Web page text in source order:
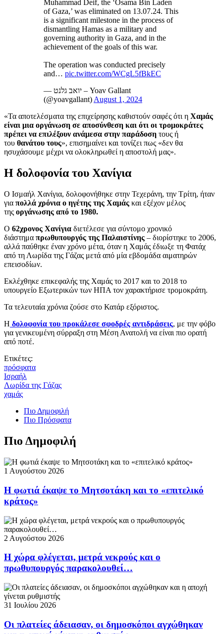
Muhammad Deif, the ‘Osama Bin Laden
of Gaza,’ was eliminated on 13.07.24. This
is a significant milestone in the process of
dismantling Hamas as a military and
governing authority in Gaza, and in the
achievement of the goals of this war.
The operation was conducted precisely
and… pic.twitter.com/WCgL5fBkEC
— יואב גלנט – Yoav Gallant
(@yoavgallant)August 1, 2024
«Τα αποτελέσματα της επιχείρησης καθιστούν σαφές ότι η Χαμάς
είναι μια οργάνωση σε αποσύνθεση και ότι οι τρομοκράτες
πρέπει να επιλέξουν ανάμεσα στην παράδοση τους ή
του θανάτου τους», επισημαίνει και τονίζει πως «δεν θα
ησυχάσουμε μέχρι να ολοκληρωθεί η αποστολή μας».
Η δολοφονία του Χανίγια
Ο Ισμαήλ Χανίγια, δολοφονήθηκε στην Τεχεράνη, την Τρίτη, ήταν
για πολλά χρόνια ο ηγέτης της Χαμάς και εξέχον μέλος
της οργάνωσης από το 1980.
Ο 62χρονος Χανίγια διετέλεσε για σύντομο χρονικό
διάστημα πρωθυπουργός της Παλαιστίνης – διορίστηκε το 2006,
αλλά παύθηκε έναν χρόνο μέτα, όταν η Χαμάς έδιωξε τη Φατάχ
από τη Λωρίδα της Γάζας μετά από μία εβδομάδα αιματηρών
επεισοδίων.
Εκλέχθηκε επικεφαλής της Χαμάς το 2017 και το 2018 το
υπουργείο Εξωτερικών των ΗΠΑ τον χαρακτήρισε τρομοκράτη.
Τα τελευταία χρόνια ζούσε στο Κατάρ εξόριστος.
Η δολοφονία του προκάλεσε σφοδρές αντιδράσεις, με την φόβο
για γενικευμένη σύρραξη στη Μέση Ανατολή να είναι πιο ορατή
από ποτέ.
Ετικέτες:
πρόσφατα
Ισραήλ
Λωρίδα της Γάζας
χαμάς
Πιο Δημοφιλή
Πιο Πρόσφατα
Πιο Δημοφιλή
1 Αυγούστου 2026
Η φωτιά έκαψε το Μητσοτάκη και το «επιτελικό
κράτος»
2 Αυγούστου 2026
Η χώρα φλέγεται, μετρά νεκρούς και ο
πρωθυπουργός παρακολουθεί…
31 Ιουλίου 2026
Οι πλατείες άδειασαν, οι δημοσκόποι αγχώθηκαν